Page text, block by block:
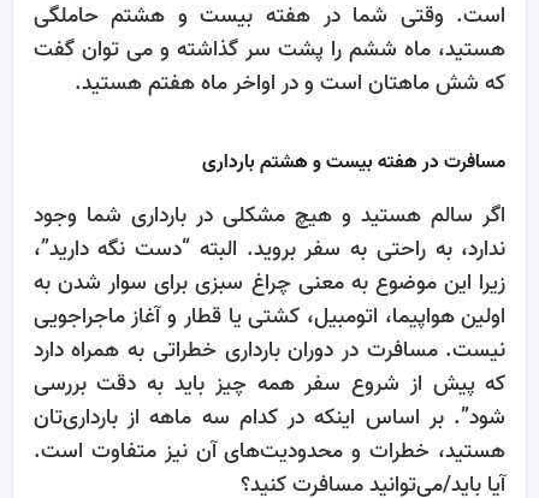
است. وقتی شما در هفته بیست و هشتم حاملگی
هستید، ماه ششم را پشت سر گذاشته و می توان گفت
که شش ماهتان است و در اواخر ماه هفتم هستید.
مسافرت در هفته بیست و هشتم بارداری
اگر سالم هستید و هیچ مشکلی در بارداری شما وجود
ندارد، به راحتی به سفر بروید. البته “دست نگه دارید”،
زیرا این موضوع به معنی چراغ سبزی برای سوار شدن به
اولین هواپیما، اتومبیل، کشتی یا قطار و آغاز ماجراجویی
نیست. مسافرت در دوران بارداری خطراتی به همراه دارد
که پیش از شروع سفر همه چیز باید به دقت بررسی
شود”. بر اساس اینکه در کدام سه ماهه ‌از بارداری‌تان
هستید، خطرات و محدودیت‌های آن نیز متفاوت است.
آیا باید/می‌توانید مسافرت کنید؟